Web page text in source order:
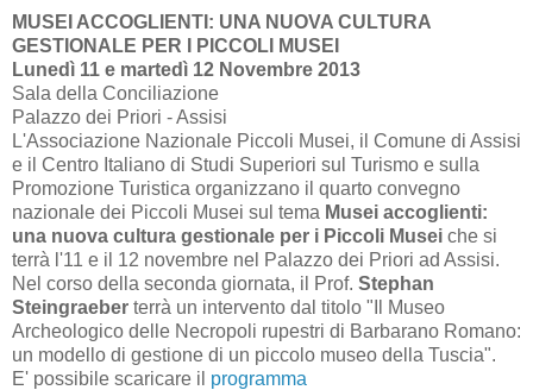
MUSEI ACCOGLIENTI: UNA NUOVA CULTURA
GESTIONALE PER I PICCOLI MUSEI
Lunedì 11 e martedì 12 Novembre 2013
Sala della Conciliazione
Palazzo dei Priori - Assisi
L'Associazione Nazionale Piccoli Musei, il Comune di Assisi
e il Centro Italiano di Studi Superiori sul Turismo e sulla
Promozione Turistica organizzano il quarto convegno
nazionale dei Piccoli Musei sul tema Musei accoglienti:
una nuova cultura gestionale per i Piccoli Musei che si
terrà l'11 e il 12 novembre nel Palazzo dei Priori ad Assisi.
Nel corso della seconda giornata, il Prof. Stephan
Steingraeber terrà un intervento dal titolo "Il Museo
Archeologico delle Necropoli rupestri di Barbarano Romano:
un modello di gestione di un piccolo museo della Tuscia".
E' possibile scaricare il programma